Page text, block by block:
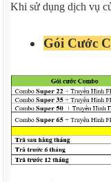
Khi sử dụng dịch vụ
Gói Cước